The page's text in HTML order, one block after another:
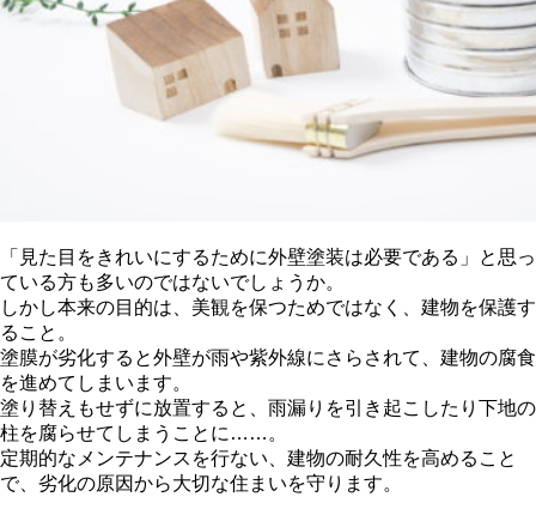
「見た目をきれいにするために外壁塗装は必要である」と思っ
ている方も多いのではないでしょうか。
しかし本来の目的は、美観を保つためではなく、建物を保護す
ること。
塗膜が劣化すると外壁が雨や紫外線にさらされて、建物の腐食
を進めてしまいます。
塗り替えもせずに放置すると、雨漏りを引き起こしたり下地の
柱を腐らせてしまうことに……。
定期的なメンテナンスを行ない、建物の耐久性を高めること
で、劣化の原因から大切な住まいを守ります。